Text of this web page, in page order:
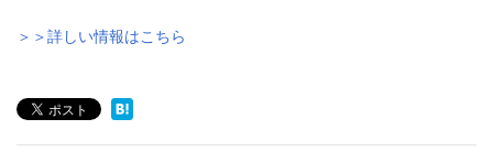
＞＞詳しい情報はこちら